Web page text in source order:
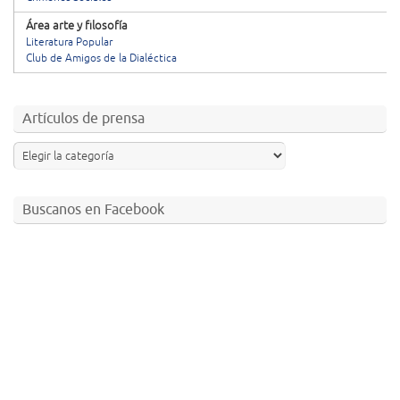
Área arte y filosofía
Literatura Popular
Club de Amigos de la Dialéctica
Artículos de prensa
Buscanos en Facebook